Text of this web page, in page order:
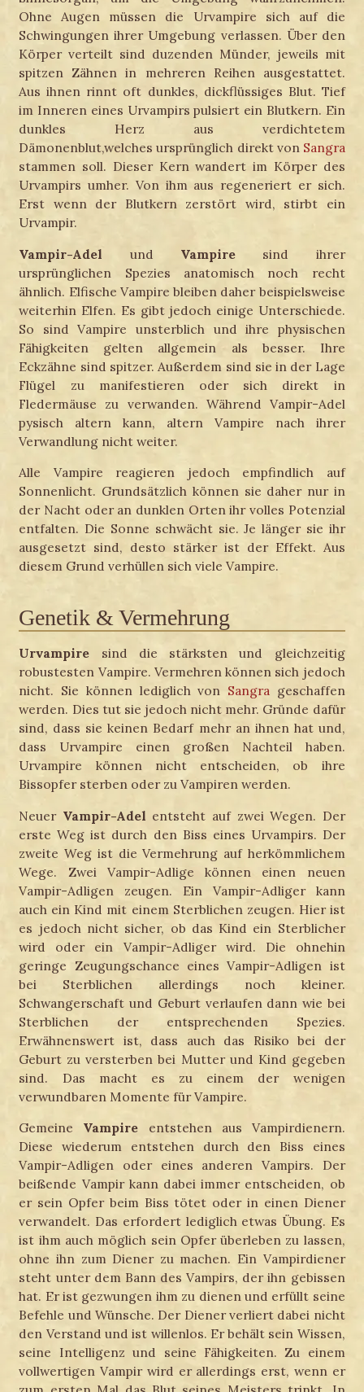
Ohne Augen müssen die Urvampire sich auf die
Schwingungen ihrer Umgebung verlassen. Über den
Körper verteilt sind duzenden Münder, jeweils mit
spitzen Zähnen in mehreren Reihen ausgestattet.
Aus ihnen rinnt oft dunkles, dickflüssiges Blut. Tief
im Inneren eines Urvampirs pulsiert ein Blutkern. Ein
dunkles Herz aus verdichtetem
Dämonenblut,welches ursprünglich direkt von Sangra
stammen soll. Dieser Kern wandert im Körper des
Urvampirs umher. Von ihm aus regeneriert er sich.
Erst wenn der Blutkern zerstört wird, stirbt ein
Urvampir.
Vampir-Adel und Vampire sind ihrer
ursprünglichen Spezies anatomisch noch recht
ähnlich. Elfische Vampire bleiben daher beispielsweise
weiterhin Elfen. Es gibt jedoch einige Unterschiede.
So sind Vampire unsterblich und ihre physischen
Fähigkeiten gelten allgemein als besser. Ihre
Eckzähne sind spitzer. Außerdem sind sie in der Lage
Flügel zu manifestieren oder sich direkt in
Fledermäuse zu verwanden. Während Vampir-Adel
pysisch altern kann, altern Vampire nach ihrer
Verwandlung nicht weiter.
Alle Vampire reagieren jedoch empfindlich auf
Sonnenlicht. Grundsätzlich können sie daher nur in
der Nacht oder an dunklen Orten ihr volles Potenzial
entfalten. Die Sonne schwächt sie. Je länger sie ihr
ausgesetzt sind, desto stärker ist der Effekt. Aus
diesem Grund verhüllen sich viele Vampire.
Genetik & Vermehrung
Urvampire sind die stärksten und gleichzeitig
robustesten Vampire. Vermehren können sich jedoch
nicht. Sie können lediglich von Sangrageschaffen
werden. Dies tut sie jedoch nicht mehr. Gründe dafür
sind, dass sie keinen Bedarf mehr an ihnen hat und,
dass Urvampire einen großen Nachteil haben.
Urvampire können nicht entscheiden, ob ihre
Bissopfer sterben oder zu Vampiren werden.
Neuer Vampir-Adel entsteht auf zwei Wegen. Der
erste Weg ist durch den Biss eines Urvampirs. Der
zweite Weg ist die Vermehrung auf herkömmlichem
Wege. Zwei Vampir-Adlige können einen neuen
Vampir-Adligen zeugen. Ein Vampir-Adliger kann
auch ein Kind mit einem Sterblichen zeugen. Hier ist
es jedoch nicht sicher, ob das Kind ein Sterblicher
wird oder ein Vampir-Adliger wird. Die ohnehin
geringe Zeugungschance eines Vampir-Adligen ist
bei Sterblichen allerdings noch kleiner.
Schwangerschaft und Geburt verlaufen dann wie bei
Sterblichen der entsprechenden Spezies.
Erwähnenswert ist, dass auch das Risiko bei der
Geburt zu versterben bei Mutter und Kind gegeben
sind. Das macht es zu einem der wenigen
verwundbaren Momente für Vampire.
Gemeine Vampire entstehen aus Vampirdienern.
Diese wiederum entstehen durch den Biss eines
Vampir-Adligen oder eines anderen Vampirs. Der
beißende Vampir kann dabei immer entscheiden, ob
er sein Opfer beim Biss tötet oder in einen Diener
verwandelt. Das erfordert lediglich etwas Übung. Es
ist ihm auch möglich sein Opfer überleben zu lassen,
ohne ihn zum Diener zu machen. Ein Vampirdiener
steht unter dem Bann des Vampirs, der ihn gebissen
hat. Er ist gezwungen ihm zu dienen und erfüllt seine
Befehle und Wünsche. Der Diener verliert dabei nicht
den Verstand und ist willenlos. Er behält sein Wissen,
seine Intelligenz und seine Fähigkeiten. Zu einem
vollwertigen Vampir wird er allerdings erst, wenn er